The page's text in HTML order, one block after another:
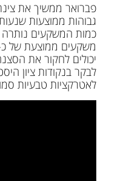
פברואר ממשיך את
כמות המשקעים
יכולים לחקור את
לבקר בנקודות ציון
לאטרקציות טבעיות